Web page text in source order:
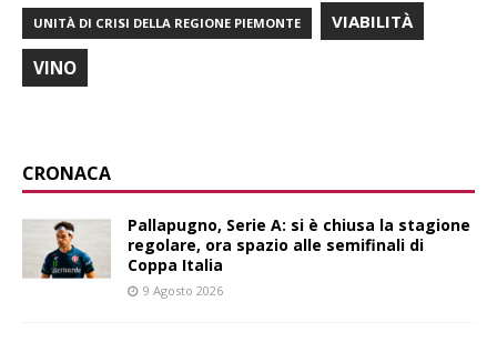
UNITÀ DI CRISI DELLA REGIONE PIEMONTE VIABILITÀ
VINO
CRONACA
Pallapugno, Serie A: si è chiusa la stagione
regolare, ora spazio alle semifinali di
Coppa Italia
9 Agosto 2026